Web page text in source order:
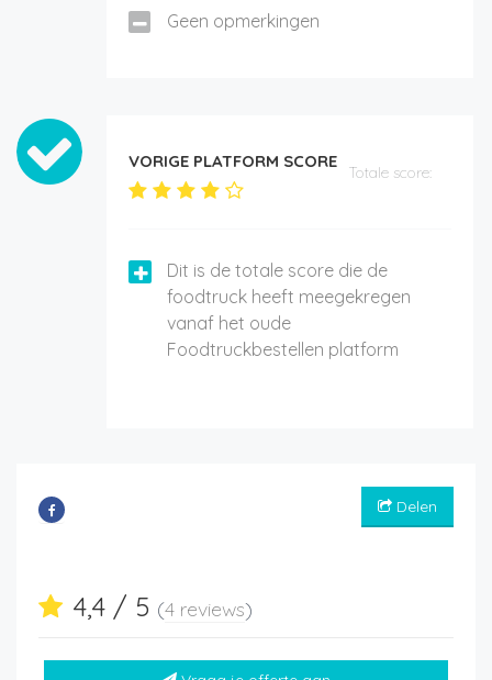
Geen opmerkingen
VORIGE PLATFORM SCORE
Totale score:
Dit is de totale score die de
foodtruck heeft meegekregen
vanaf het oude
Foodtruckbestellen platform
Delen
4,4 / 5 (4 reviews)